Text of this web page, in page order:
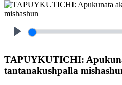
TAPUYKUTICHI:
tantanakushpalla